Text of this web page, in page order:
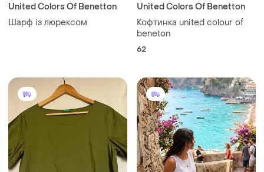
United Colors Of Benetton
Шарф із люрексом
United Colors Of Benetton
Кофтинка united colour of
beneton
62